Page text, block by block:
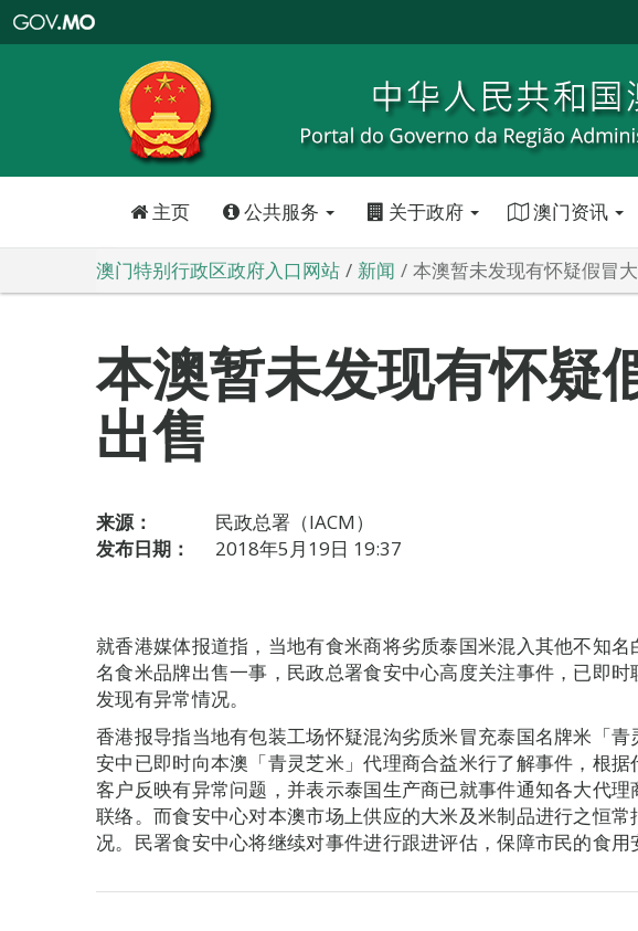
特
政
区
政
口
主页 公共服务 关于政府 澳门资讯
澳门特别行政区政府入口网站 新闻 本澳暂未发现有怀疑假冒
本澳暂未发现有怀疑
出售
来源：
民政总署（IACM）
发布日期：
2018年5月19日 19:37
就香港媒体报道指，当地有食米商将劣质泰国米混入其他不知
名食米品牌出售一事，民政总署食安中心高度关注事件，已即
发现有异常情况。
香港报导指当地有包装工场怀疑混沟劣质米冒充泰国名牌米「
安中已即时向本澳「青灵芝米」代理商合益米行了解事件，根
客户反映有异常问题，并表示泰国生产商已就事件通知各大代
联络。而食安中心对本澳市场上供应的大米及米制品进行之恒
况。民署食安中心将继续对事件进行跟进评估，保障市民的食用